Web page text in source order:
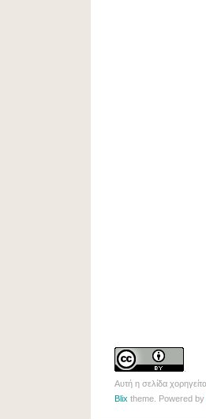
Αυτή η σελίδα
Blix theme. Powered by